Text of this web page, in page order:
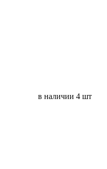
в наличии 4 шт